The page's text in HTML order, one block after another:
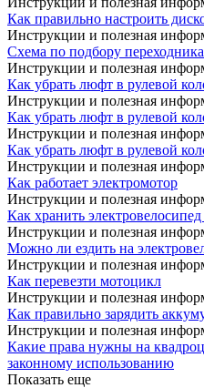
Как правильно настроить
Инструкции и полезная
Схема по подбору
Инструкции и полезная
Как убрать люфт в рулевой
Инструкции и полезная
Как убрать люфт в рулевой
Инструкции и полезная
Как убрать люфт в рулевой
Инструкции и полезная
Как работает электромотор
Инструкции и полезная
Как хранить
Инструкции и полезная
Можно ли ездить на
Инструкции и полезная
Как перевезти мотоцикл
Инструкции и полезная
Как правильно зарядить
Инструкции и полезная
Какие права нужны на
законному использованию
Показать еще